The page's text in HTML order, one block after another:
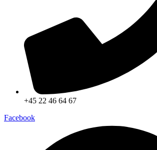
+45 22 46 64 67
Facebook